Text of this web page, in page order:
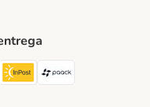
Method
CTTExpress Shipping Method
InPost Shipping Method